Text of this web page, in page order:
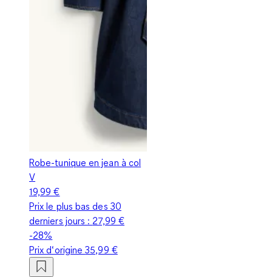
Robe-tunique en jean à col
V
19,99 €
Prix le plus bas des 30
derniers jours : 27,99 €
-28%
Prix d‘origine35,99 €